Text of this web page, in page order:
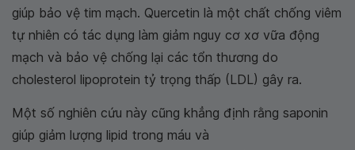
giúp bảo vệ tim mạch. Quercetin là một chất chống viêm
tự nhiên có tác dụng làm giảm nguy cơ xơ vữa động
mạch và bảo vệ chống lại các tổn thương do
cholesterol lipoprotein tỷ trọng thấp (LDL) gây ra.
Một số nghiên cứu này cũng khẳng định rằng saponin
giúp giảm lượng lipid trong máu và